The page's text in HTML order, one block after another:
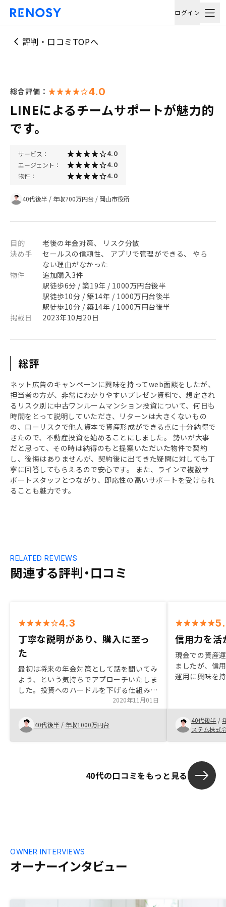
ログイン
評判・口コミTOPへ
総合評価： 4.0
LINEによるチームサポートが魅力的
です。
サービス： 4.0
エージェント： 4.0
物件： 4.0
40代後半 / 年収700万円台 / 岡山市役所
目的
老後の年金対策、 リスク分散
決め手
セールスの信頼性、 アプリで管理ができる、 やら
ない理由がなかった
物件
追加購入3件
駅徒歩6分 / 築19年 / 1000万円台後半
駅徒歩10分 / 築14年 / 1000万円台後半
駅徒歩10分 / 築14年 / 1000万円台後半
掲載日
2023年10月20日
総評
ネット広告のキャンペーンに興味を持ってweb面談をしたが、
担当者の方が、非常にわかりやすいプレゼン資料で、想定され
るリスク別に中古ワンルームマンション投資について、何日も
時間をとって説明していただき、リターンは大きくないもの
の、ローリスクで他人資本で資産形成ができる点に十分納得で
きたので、不動産投資を始めることにしました。 勢いが大事
だと思って、その時は納得のもと提案いただいた物件で契約
し、後悔はありませんが、契約後に出てきた疑問に対しても丁
寧に回答してもらえるので安心です。 また、ラインで複数サ
ポートスタッフとつながり、即応性の高いサポートを受けられ
ることも魅力です。
関連する評判・口コミ
RELATED REVIEWS
4.3
丁寧な説明があり、購入に至っ
た
最初は将来の年金対策として話を聞いてみ
よう、という気持ちでアプローチいたしま
した。投資へのハードルを下げる仕組みづ
くりを徹底的におこなっていただいてお
り、それをわかりやすく説明いただきまし
た。契約後も気になることはなんでも気軽
に質問させていただいています。
2020年11月01日
40代後半 / 年収1000万円台
信用力を活
現金での資産
ましたが、信
運用に興味を
件の魅力・価
踏み切れずに
にもコンタク
初回から大変
担当者様にも
産投資のスタ
は大変感謝し
40代後半 /
ステム株式
40代の口コミをもっと見る
オーナーインタビュー
OWNER INTERVIEWS